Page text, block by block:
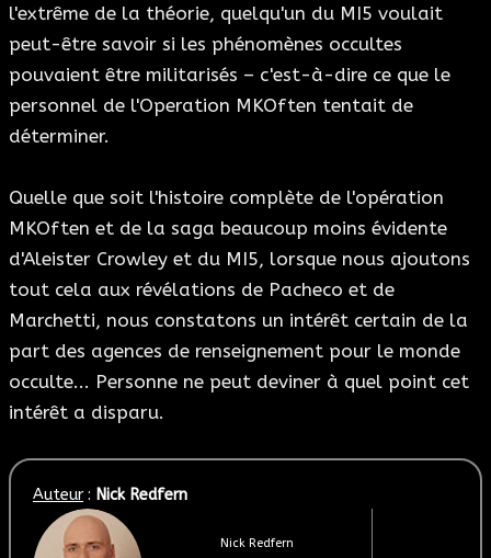
l'extrême de la théorie, quelqu'un du MI5 voulait
peut-être savoir si les phénomènes occultes
pouvaient être militarisés – c'est-à-dire ce que le
personnel de l'Operation MKOften tentait de
déterminer.
Quelle que soit l'histoire complète de l'opération
MKOften et de la saga beaucoup moins évidente
d'Aleister Crowley et du MI5, lorsque nous ajoutons
tout cela aux révélations de Pacheco et de
Marchetti, nous constatons un intérêt certain de la
part des agences de renseignement pour le monde
occulte... Personne ne peut deviner à quel point cet
intérêt a disparu.
Auteur: Nick Redfern
Nick Redfern